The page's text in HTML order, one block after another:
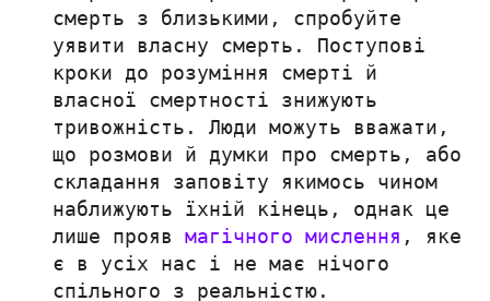
смерть з близькими, спробуйте
уявити власну смерть. Поступові
кроки до розуміння смерті й
власної смертності знижують
тривожність. Люди можуть вважати,
що розмови й думки про смерть, або
складання заповіту якимось чином
наближують їхній кінець, однак це
лише прояв магічного мислення , яке
є в усіх нас і не має нічого
спільного з реальністю.